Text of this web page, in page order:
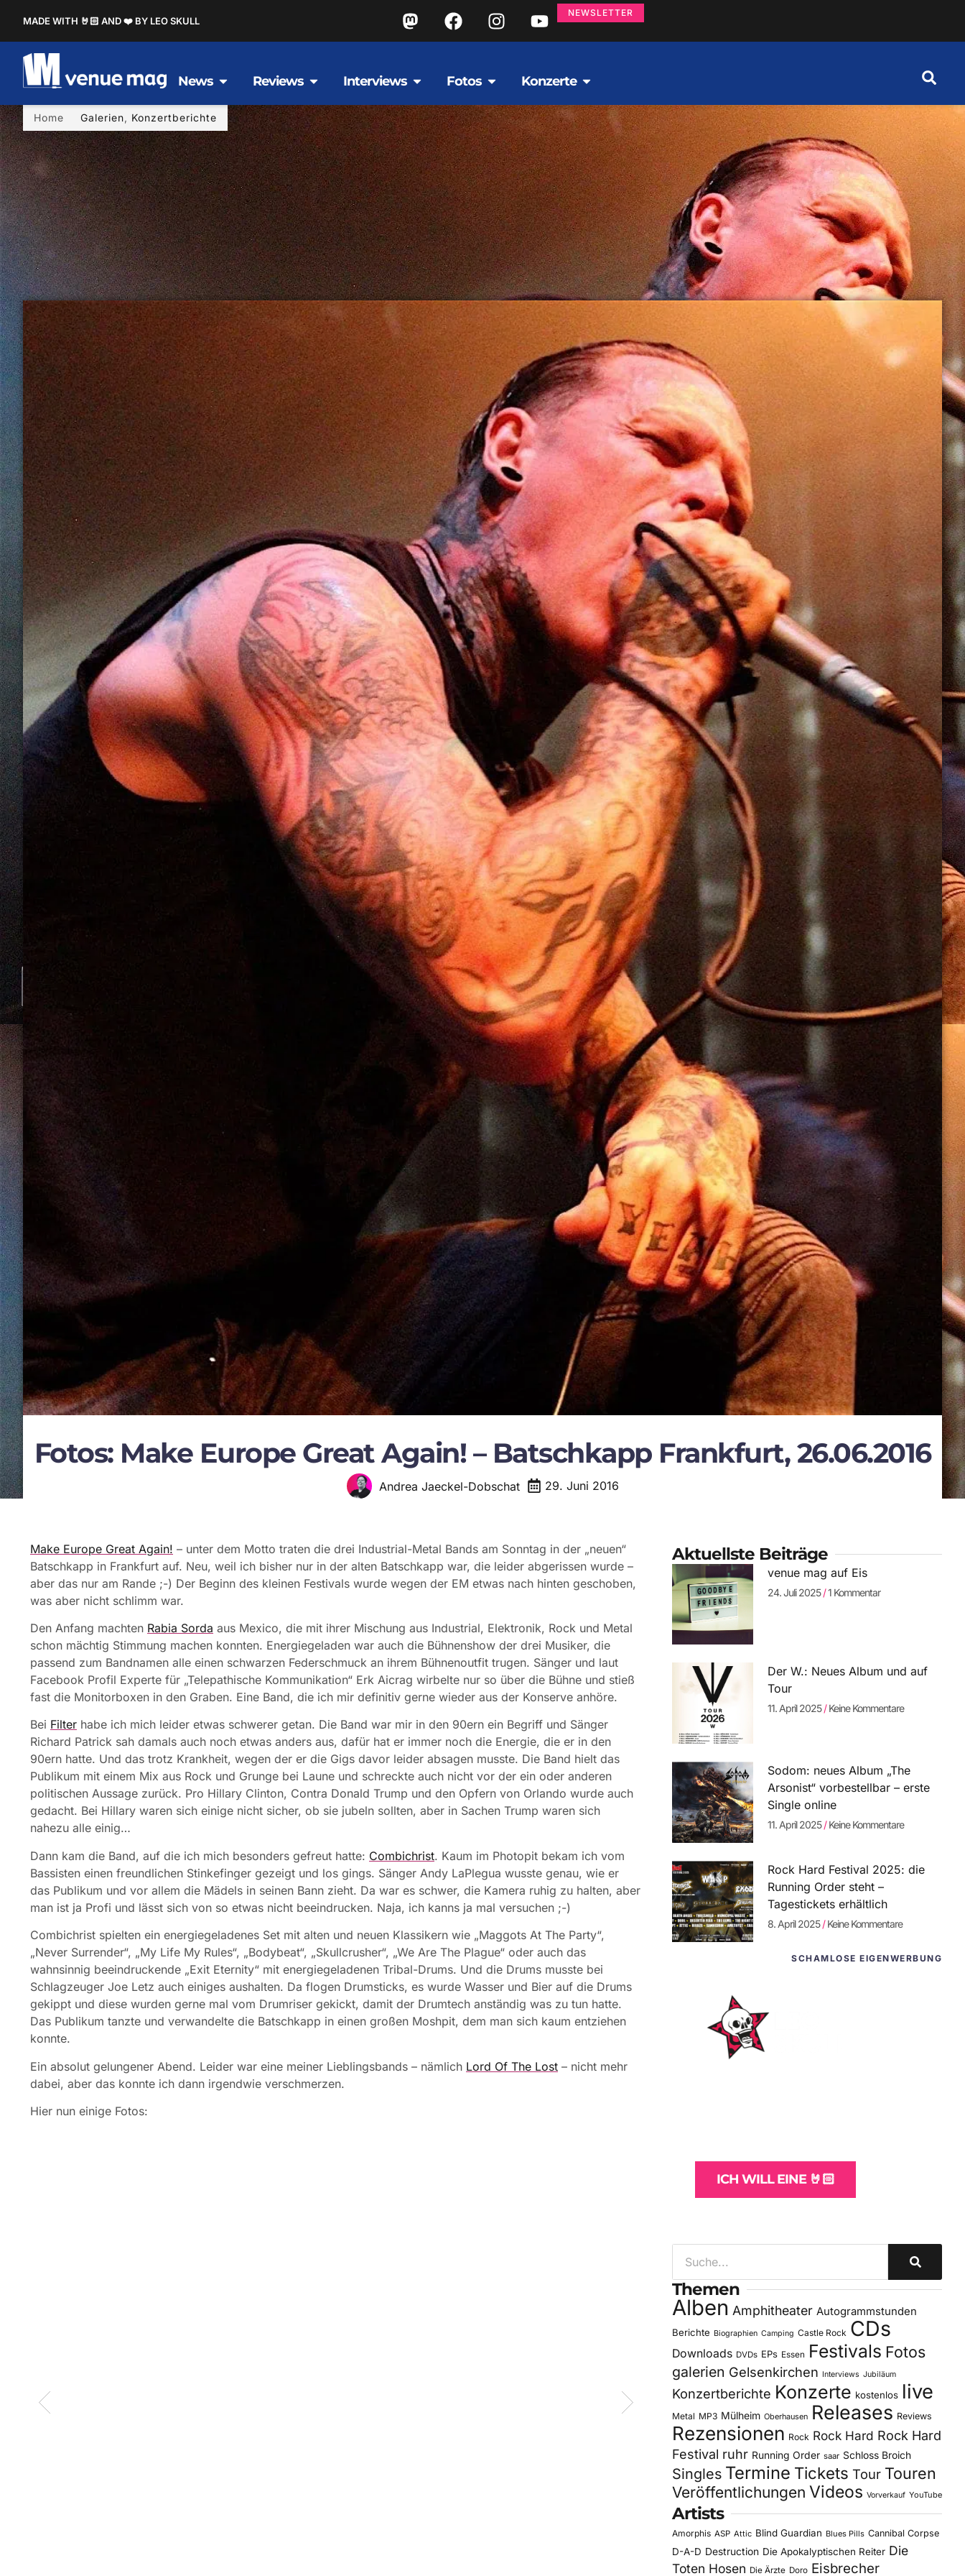
MADE WITH 🤘🏻 AND ❤️ BY LEO SKULL
NEWSLETTER
News Reviews Interviews Fotos Konzerte
Home Galerien, Konzertberichte
Fotos: Make Europe Great Again! – Batschkapp Frankfurt, 26.06.2016
Andrea Jaeckel-Dobschat 29. Juni 2016
Make Europe Great Again! – unter dem Motto traten die drei Industrial-Metal Bands am Sonntag in der „neuen“
Batschkapp in Frankfurt auf. Neu, weil ich bisher nur in der alten Batschkapp war, die leider abgerissen wurde –
aber das nur am Rande ;-) Der Beginn des kleinen Festivals wurde wegen der EM etwas nach hinten geschoben,
was aber nicht schlimm war.
Den Anfang machten Rabia Sorda aus Mexico, die mit ihrer Mischung aus Industrial, Elektronik, Rock und Metal
schon mächtig Stimmung machen konnten. Energiegeladen war auch die Bühnenshow der drei Musiker, die
passend zum Bandnamen alle einen schwarzen Federschmuck an ihrem Bühnenoutfit trugen. Sänger und laut
Facebook Profil Experte für „Telepathische Kommunikation“ Erk Aicrag wirbelte nur so über die Bühne und stieß
fast die Monitorboxen in den Graben. Eine Band, die ich mir definitiv gerne wieder aus der Konserve anhöre.
Bei Filter habe ich mich leider etwas schwerer getan. Die Band war mir in den 90ern ein Begriff und Sänger
Richard Patrick sah damals auch noch etwas anders aus, dafür hat er immer noch die Energie, die er in den
90ern hatte. Und das trotz Krankheit, wegen der er die Gigs davor leider absagen musste. Die Band hielt das
Publikum mit einem Mix aus Rock und Grunge bei Laune und schreckte auch nicht vor der ein oder anderen
politischen Aussage zurück. Pro Hillary Clinton, Contra Donald Trump und den Opfern von Orlando wurde auch
gedacht. Bei Hillary waren sich einige nicht sicher, ob sie jubeln sollten, aber in Sachen Trump waren sich
nahezu alle einig…
Dann kam die Band, auf die ich mich besonders gefreut hatte: Combichrist. Kaum im Photopit bekam ich vom
Bassisten einen freundlichen Stinkefinger gezeigt und los gings. Sänger Andy LaPlegua wusste genau, wie er
das Publikum und vor allem die Mädels in seinen Bann zieht. Da war es schwer, die Kamera ruhig zu halten, aber
man ist ja Profi und lässt sich von so etwas nicht beeindrucken. Naja, ich kanns ja mal versuchen ;-)
Combichrist spielten ein energiegeladenes Set mit alten und neuen Klassikern wie „Maggots At The Party“,
„Never Surrender“, „My Life My Rules“, „Bodybeat“, „Skullcrusher“, „We Are The Plague“ oder auch das
wahnsinnig beeindruckende „Exit Eternity“ mit energiegeladenen Tribal-Drums. Und die Drums musste bei
Schlagzeuger Joe Letz auch einiges aushalten. Da flogen Drumsticks, es wurde Wasser und Bier auf die Drums
gekippt und diese wurden gerne mal vom Drumriser gekickt, damit der Drumtech anständig was zu tun hatte.
Das Publikum tanzte und verwandelte die Batschkapp in einen großen Moshpit, dem man sich kaum entziehen
konnte.
Ein absolut gelungener Abend. Leider war eine meiner Lieblingsbands – nämlich Lord Of The Lost – nicht mehr
dabei, aber das konnte ich dann irgendwie verschmerzen.
Hier nun einige Fotos:
Aktuellste Beiträge
venue mag auf Eis
24. Juli 2025 1 Kommentar
Der W.: Neues Album und auf
Tour
11. April 2025 Keine Kommentare
Sodom: neues Album „The
Arsonist“ vorbestellbar – erste
Single online
11. April 2025 Keine Kommentare
Rock Hard Festival 2025: die
Running Order steht –
Tagestickets erhältlich
8. April 2025 Keine Kommentare
SCHAMLOSE EIGENWERBUNG
ICH WILL EINE 🤘🏻
Themen
Alben Amphitheater Autogrammstunden
Berichte Biographien Camping Castle Rock CDs
Downloads DVDs EPs Essen Festivals Fotos
galerien Gelsenkirchen Interviews Jubiläum
Konzertberichte Konzerte kostenlos live
Metal MP3 Mülheim Oberhausen Releases Reviews
Rezensionen Rock Rock Hard Rock Hard
Festival ruhr Running Order saar Schloss Broich
Singles Termine Tickets Tour Touren
Veröffentlichungen Videos Vorverkauf YouTube
Artists
Amorphis ASP Attic Blind Guardian Blues Pills Cannibal Corpse
D-A-D Destruction Die Apokalyptischen Reiter Die
Toten Hosen Die Ärzte Doro Eisbrecher